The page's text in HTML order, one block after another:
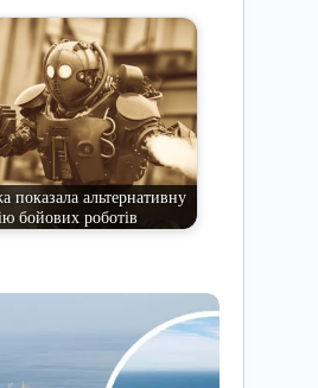
показала альтернативну
бойових роботів